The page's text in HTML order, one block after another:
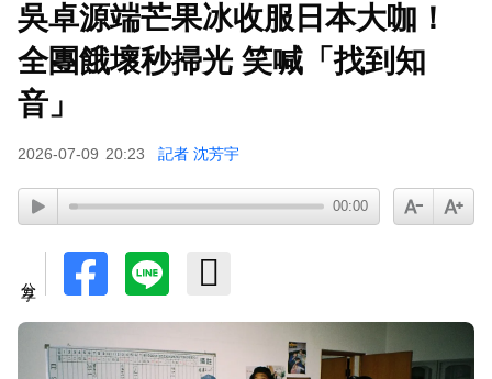
下載東森App，隨時掌握天下大小事！
吳卓源端芒果冰收服日本大咖！
全團餓壞秒掃光 笑喊「找到知
音」
2026-07-09 20:23 記者 沈芳宇
00:00